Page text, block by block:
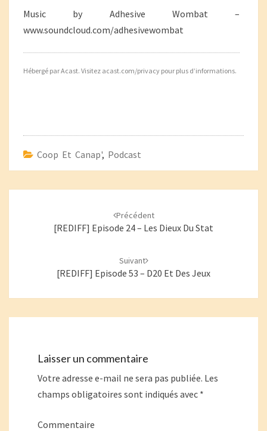
Music by Adhesive Wombat –
www.soundcloud.com/adhesivewombat
Hébergé par Acast. Visitez acast.com/privacy pour plus d’informations.
Coop Et Canap', Podcast
Précédent
[REDIFF] Episode 24 – Les Dieux Du Stat
Suivant
[REDIFF] Episode 53 – D20 Et Des Jeux
Laisser un commentaire
Votre adresse e-mail ne sera pas publiée. Les
champs obligatoires sont indiqués avec *
Commentaire